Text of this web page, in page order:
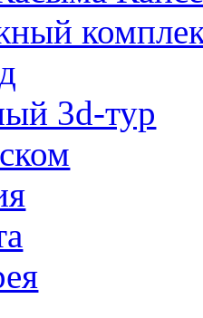
3d-тур